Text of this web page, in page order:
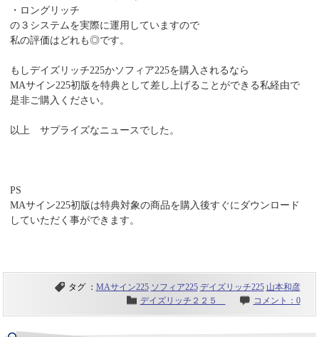
・ロングリッチ
の３システムを実際に運用していますので
私の評価はどれも◎です。
もしデイズリッチ225かソフィア225を購入されるなら
MAサイン225初版を特典として差し上げることができる私経由で
是非ご購入ください。
以上 サプライズなニュースでした。
PS
MAサイン225初版は特典対象の商品を購入後すぐにダウンロード
していただく事ができます。
タグ ： MAサイン225 ソフィア225 デイズリッチ225 山本和彦
デイズリッチ２２５
コメント：0